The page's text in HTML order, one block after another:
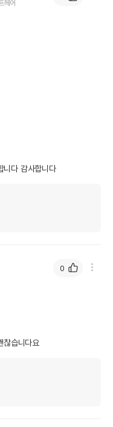
헤어
니다 감사합니다
찮습니다요
0